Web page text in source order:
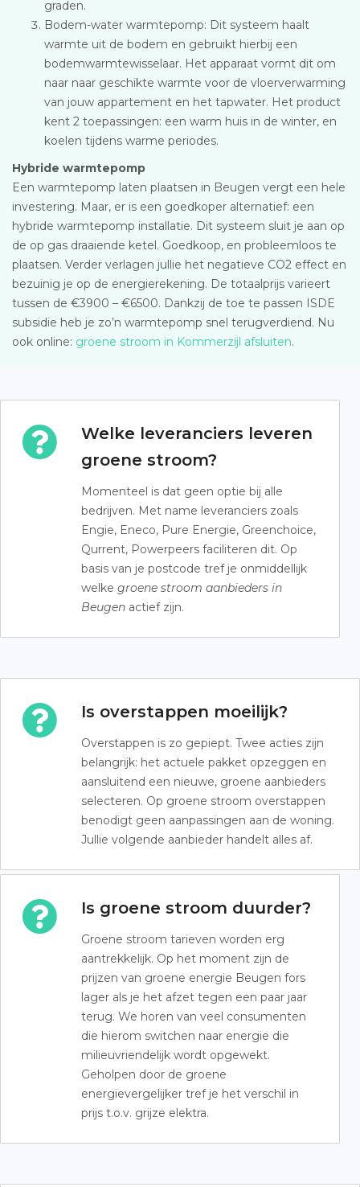
graden.
Bodem-water warmtepomp: Dit systeem haalt
warmte uit de bodem en gebruikt hierbij een
bodemwarmtewisselaar. Het apparaat vormt dit om
naar naar geschikte warmte voor de vloerverwarming
van jouw appartement en het tapwater. Het product
kent 2 toepassingen: een warm huis in de winter, en
koelen tijdens warme periodes.
Hybride warmtepomp
Een warmtepomp laten plaatsen in Beugen vergt een hele
investering. Maar, er is een goedkoper alternatief: een
hybride warmtepomp installatie. Dit systeem sluit je aan op
de op gas draaiende ketel. Goedkoop, en probleemloos te
plaatsen. Verder verlagen jullie het negatieve CO2 effect en
bezuinig je op de energierekening. De totaalprijs varieert
tussen de €3900 – €6500. Dankzij de toe te passen ISDE
subsidie heb je zo’n warmtepomp snel terugverdiend. Nu
ook online: groene stroom in Kommerzijl afsluiten.
Welke leveranciers leveren
groene stroom?
Momenteel is dat geen optie bij alle
bedrijven. Met name leveranciers zoals
Engie, Eneco, Pure Energie, Greenchoice,
Qurrent, Powerpeers faciliteren dit. Op
basis van je postcode tref je onmiddellijk
welke groene stroom aanbieders in
Beugen actief zijn.
Is overstappen moeilijk?
Overstappen is zo gepiept. Twee acties zijn
belangrijk: het actuele pakket opzeggen en
aansluitend een nieuwe, groene aanbieders
selecteren. Op groene stroom overstappen
benodigt geen aanpassingen aan de woning.
Jullie volgende aanbieder handelt alles af.
Is groene stroom duurder?
Groene stroom tarieven worden erg
aantrekkelijk. Op het moment zijn de
prijzen van groene energie Beugen fors
lager als je het afzet tegen een paar jaar
terug. We horen van veel consumenten
die hierom switchen naar energie die
milieuvriendelijk wordt opgewekt.
Geholpen door de groene
energievergelijker tref je het verschil in
prijs t.o.v. grijze elektra.